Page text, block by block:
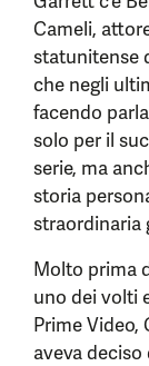
Cameli,
statunitense
che negli
facendo
solo per il
serie, ma
storia
straordinaria
Molto prima
uno dei volti
Prime Video,
aveva